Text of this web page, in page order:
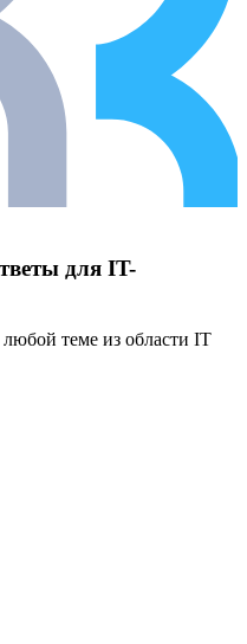
для IT-
теме из области IT